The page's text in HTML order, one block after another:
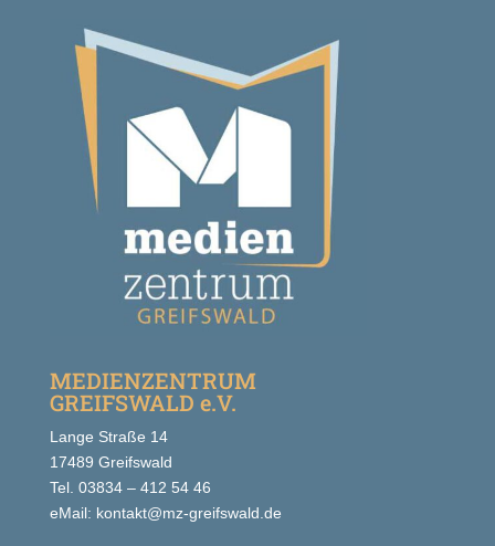
MEDIENZENTRUM
GREIFSWALD e.V.
Lange Straße 14
17489 Greifswald
Tel. 03834 – 412 54 46
eMail: kontakt@mz-greifswald.de